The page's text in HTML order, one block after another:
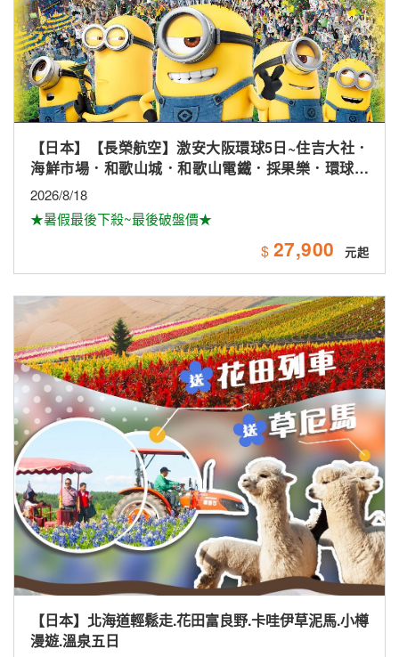
【日本】【長榮航空】激安大阪環球5日~住吉大社．
海鮮市場．和歌山城．和歌山電鐵．採果樂．環球影
城
2026/8/18
★暑假最後下殺~最後破盤價★
$ 27,900
【日本】北海道輕鬆走.花田富良野.卡哇伊草泥馬.小樽
漫遊.溫泉五日